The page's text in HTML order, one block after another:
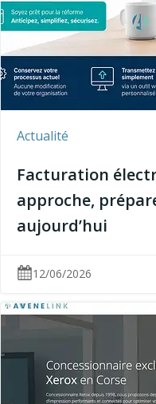
Actualité
Facturation
approche,
aujourd’hui
12/06/2026